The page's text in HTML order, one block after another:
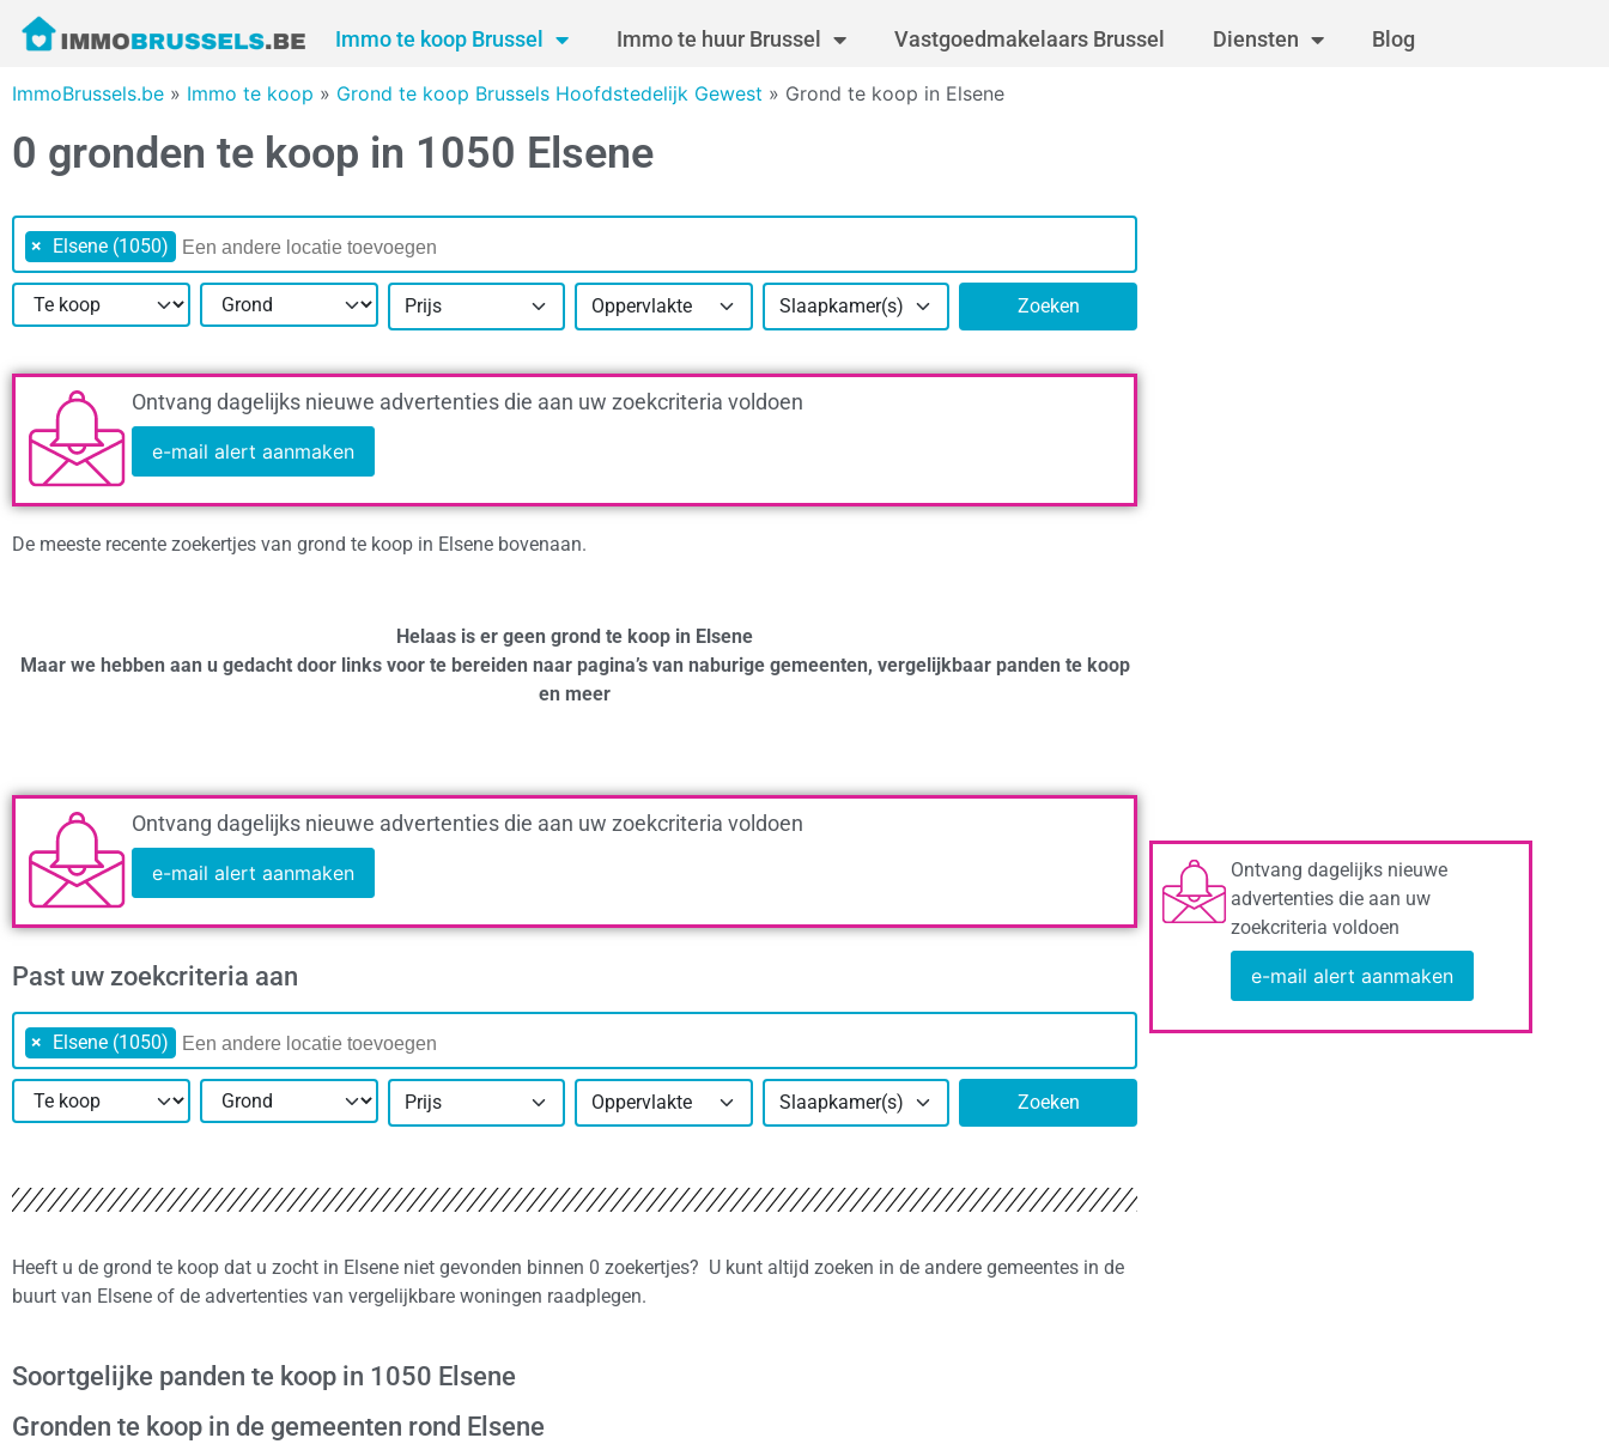
Immo te koop Brussel Immo te huur Brussel Vastgoedmakelaars Brussel Diensten Blog
ImmoBrussels.be » Immo te koop » Grond te koop Brussels Hoofdstedelijk Gewest » Grond te koop in Elsene
0 gronden te koop in 1050 Elsene
× Elsene (1050)
Prijs Oppervlakte Slaapkamer(s) Zoeken
Ontvang dagelijks nieuwe advertenties die aan uw zoekcriteria voldoen
e-mail alert aanmaken
De meeste recente zoekertjes van grond te koop in Elsene bovenaan.
Helaas is er geen grond te koop in Elsene
Maar we hebben aan u gedacht door links voor te bereiden naar pagina’s van naburige gemeenten, vergelijkbaar panden te koop
en meer
Ontvang dagelijks nieuwe advertenties die aan uw zoekcriteria voldoen
e-mail alert aanmaken
Past uw zoekcriteria aan
× Elsene (1050)
Prijs Oppervlakte Slaapkamer(s) Zoeken
Heeft u de grond te koop dat u zocht in Elsene niet gevonden binnen 0 zoekertjes? U kunt altijd zoeken in de andere gemeentes in de
buurt van Elsene of de advertenties van vergelijkbare woningen raadplegen.
Soortgelijke panden te koop in 1050 Elsene
Gronden te koop in de gemeenten rond Elsene
Ontvang dagelijks nieuwe
advertenties die aan uw
zoekcriteria voldoen
e-mail alert aanmaken